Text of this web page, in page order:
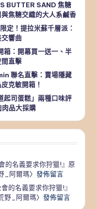
BUTTER SAND 焦糖
焦糖交織的大人系鹹香
定！提拉米蘇千層派：
響曲
箱：開幕買一送一、半
直擊
聯名直擊：賣場隱藏
克敏開箱！
起司蛋糕」兩種口味評
品大採購
的名義要求你狩獵!』原
_阿爾瑪〉發佈留言
的名義要求你狩獵!』
野_阿爾瑪〉發佈留言